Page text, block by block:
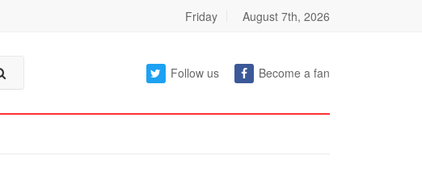
Friday August 7th, 2026
Follow us Become a fan